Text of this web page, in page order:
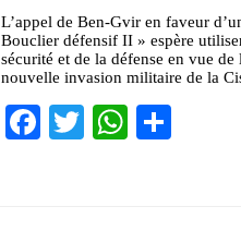
L’appel de Ben-Gvir en faveur
Bouclier défensif II » espère
sécurité et de la défense en vue de
nouvelle invasion militaire de la
Facebook
Twitter